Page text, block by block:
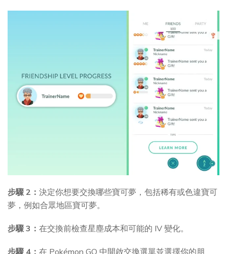
步驟 2： 決定你想要交換哪些寶可夢，包括稀有或色違寶可
夢，例如合眾地區寶可夢。
步驟 3： 在交換前檢查星塵成本和可能的 IV 變化。
步驟 4： 在 Pokémon GO 中開啟交換選單並選擇你的朋